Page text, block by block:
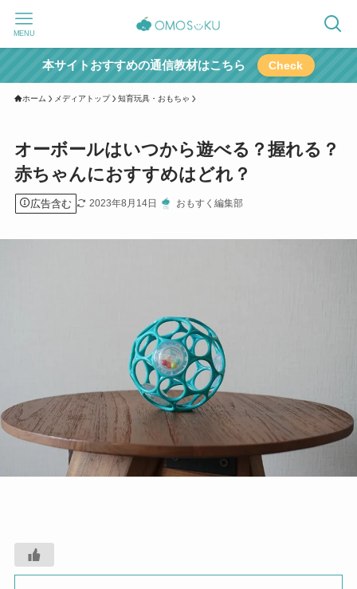
MENU
本サイトおすすめの通信教材はこちら Check
ホーム メディアトップ 知育玩具・おもちゃ
オーボールはいつから遊べる？握れる？
赤ちゃんにおすすめはどれ？
広告含む 2023年8月14日 おもすく編集部